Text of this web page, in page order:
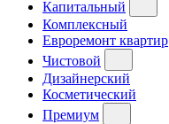
Капитальный
Комплексный
Евроремонт квартир
Чистовой
Дизайнерский
Косметический
Премиум